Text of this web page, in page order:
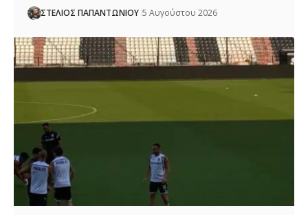
ΣΤΕΛΙΟΣ ΠΑΠΑΝΤΩΝΙΟΥ 5 Αυγούστου 2026